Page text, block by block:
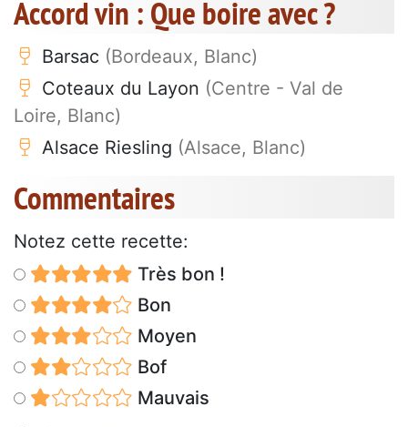
Accord vin : Que boire avec ?
Barsac (Bordeaux, Blanc)
Coteaux du Layon (Centre - Val de
Loire, Blanc)
Alsace Riesling (Alsace, Blanc)
Commentaires
Notez cette recette:
Très bon !
Bon
Moyen
Bof
Mauvais